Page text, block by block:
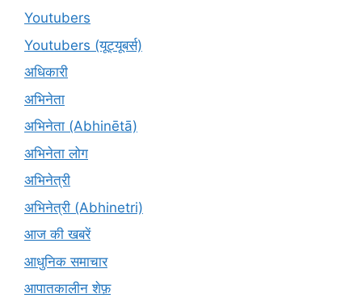
Youtubers
Youtubers (यूट्यूबर्स)
अधिकारी
अभिनेता
अभिनेता (Abhinētā)
अभिनेता लोग
अभिनेत्री
अभिनेत्री (Abhinetri)
आज की खबरें
आधुनिक समाचार
आपातकालीन शेफ़